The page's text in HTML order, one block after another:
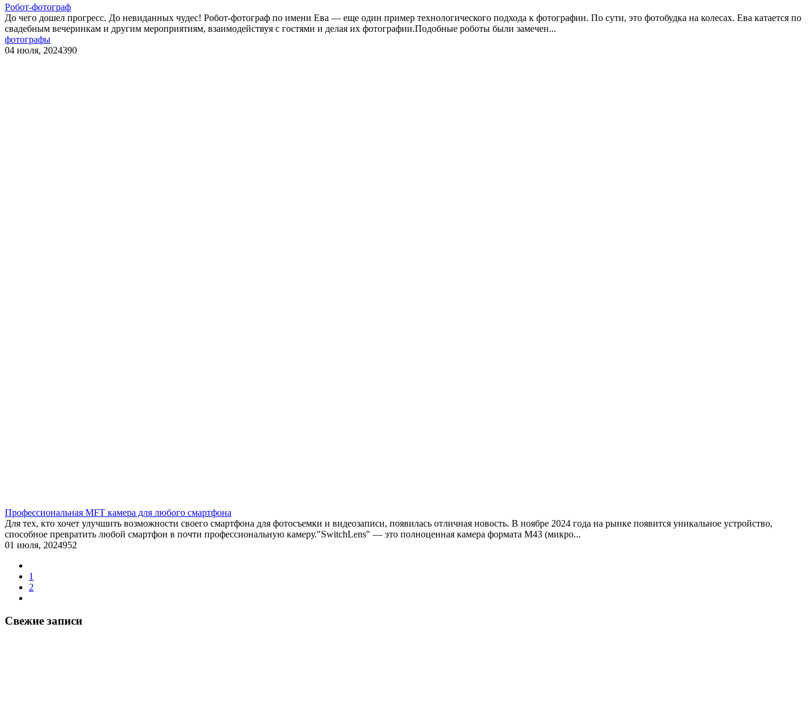
Робот-фотограф
До чего дошел прогресс. До невиданных чудес! Робот-фотограф по имени Ева — еще один пример технологического подхода к фотографии. По сути, это фотобудка на колесах. Ева катается по
свадебным вечеринкам и другим мероприятиям, взаимодействуя с гостями и делая их фотографии.Подобные роботы были замечен...
фотографы
04 июля, 2024390
Профессиональная MFT камера для любого смартфона
Для тех, кто хочет улучшить возможности своего смартфона для фотосъемки и видеозаписи, появилась отличная новость. В ноябре 2024 года на рынке появится уникальное устройство,
способное превратить любой смартфон в почти профессиональную камеру."SwitchLens" — это полноценная камера формата M43 (микро...
01 июля, 2024952
1
2
Свежие записи